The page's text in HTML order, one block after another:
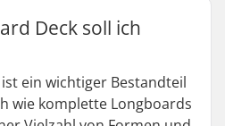
Deck soll ich
ein wichtiger Bestandteil
wie komplette Longboards